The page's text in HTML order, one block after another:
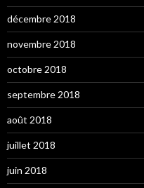
décembre 2018
novembre 2018
octobre 2018
septembre 2018
août 2018
juillet 2018
juin 2018